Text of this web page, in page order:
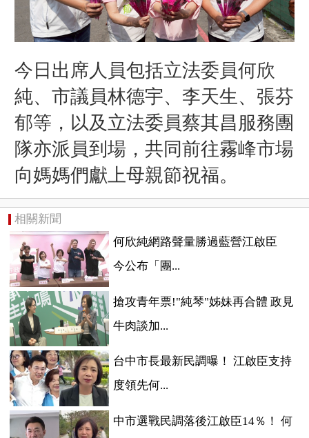
今日出席人員包括立法委員何欣
純、市議員林德宇、李天生、張芬
郁等，以及立法委員蔡其昌服務團
隊亦派員到場，共同前往霧峰市場
向媽媽們獻上母親節祝福。
相關新聞
何欣純網路聲量勝過藍營江啟臣
今公布「團...
搶攻青年票!"純琴"姊妹再合體 政見
牛肉談加...
台中市長最新民調曝！ 江啟臣支持
度領先何...
中市選戰民調落後江啟臣14％！ 何